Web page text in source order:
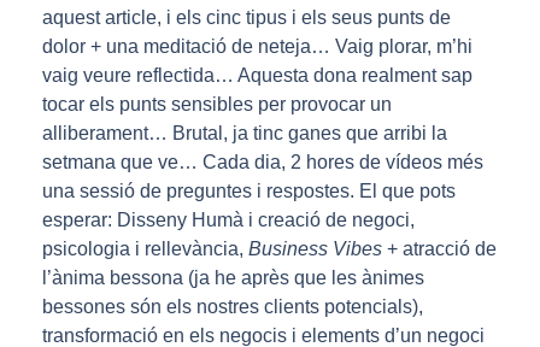
aquest article, i els cinc tipus i els seus punts de
dolor + una meditació de neteja… Vaig plorar, m’hi
vaig veure reflectida… Aquesta dona realment sap
tocar els punts sensibles per provocar un
alliberament… Brutal, ja tinc ganes que arribi la
setmana que ve… Cada dia, 2 hores de vídeos més
una sessió de preguntes i respostes. El que pots
esperar: Disseny Humà i creació de negoci,
psicologia i rellevància, Business Vibes + atracció de
l’ànima bessona (ja he après que les ànimes
bessones són els nostres clients potencials),
transformació en els negocis i elements d’un negoci